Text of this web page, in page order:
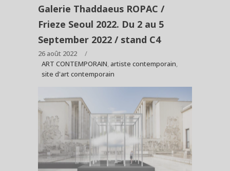
Galerie Thaddaeus ROPAC /
Frieze Seoul 2022. Du 2 au 5
September 2022 / stand C4
26 août 2022
ART CONTEMPORAIN, artiste contemporain,
site d'art contemporain